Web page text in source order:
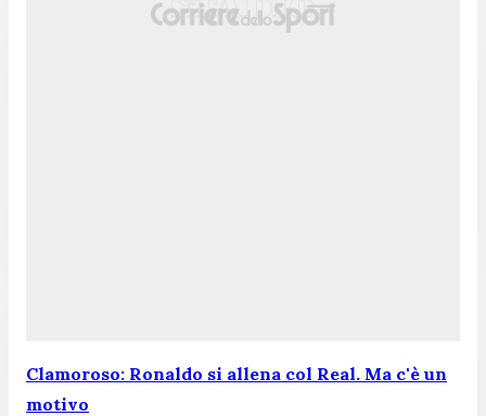
Clamoroso: Ronaldo si allena col Real. Ma c'è un
motivo